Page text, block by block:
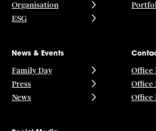
Organisation
ESG
News & Events
Family Day
Press
News
Office
Office
Office